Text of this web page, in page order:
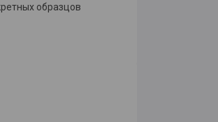
образцов